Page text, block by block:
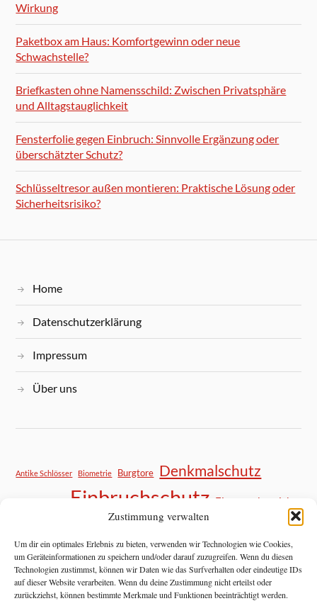
Zustimmung verwalten
Um dir ein optimales Erlebnis zu bieten, verwenden wir Technologien wie Cookies,
um Geräteinformationen zu speichern und/oder darauf zuzugreifen. Wenn du diesen
Technologien zustimmst, können wir Daten wie das Surfverhalten oder eindeutige IDs
auf dieser Website verarbeiten. Wenn du deine Zustimmung nicht erteilst oder
zurückziehst, können bestimmte Merkmale und Funktionen beeinträchtigt werden.
Wirkung
Paketbox am Haus: Komfortgewinn oder neue
Schwachstelle?
Briefkasten ohne Namensschild: Zwischen Privatsphäre
und Alltagstauglichkeit
Fensterfolie gegen Einbruch: Sinnvolle Ergänzung oder
überschätzter Schutz?
Schlüsseltresor außen montieren: Praktische Lösung oder
Sicherheitsrisiko?
Home
Datenschutzerklärung
Impressum
Über uns
Antike Schlösser Biometrie Burgtore Denkmalschutz
Einbruchschutz Eingangsbereich
Haustür Sicherheit Kastenschloss
Mietwohnung Sicherheit
Mittelalter Nachrüsten Tipps
Nachrüstung
Notfallhilfe
Objektschutz Panzerriegel Pilzkopfverriegelung
Privatsphäre Restaurierung Schließanlage Schließtechnik
Schließzylinder Schlossaustausch Schlosspflege Schlosswechsel